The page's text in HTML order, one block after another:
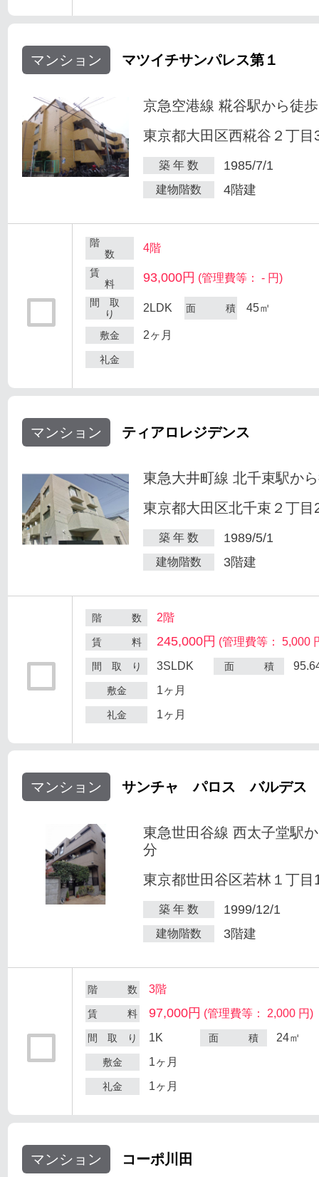
マンション マツイチサンパレス第１
京急空港線 糀谷駅から徒
東京都大田区西糀谷２丁目
築 年 数 1985/7/1
建物階数 4階建
階
数
4階
賃
料
93,000円 (管理費等： - 円)
間 取
り
2LDK 面 積 45㎡
敷金 2ヶ月
礼金
マンション ティアロレジデンス
東急大井町線 北千束駅か
東京都大田区北千束２丁目
築 年 数 1989/5/1
建物階数 3階建
階 数 2階
賃 料 245,000円 (管理費等： 5,000
間 取 り 3SLDK 面 積
敷金 1ヶ月
礼金 1ヶ月
マンション サンチャ パロス バルデス
東急世田谷線 西太子堂駅
分
東京都世田谷区若林１丁目
築 年 数 1999/12/1
建物階数 3階建
階 数 3階
賃 料 97,000円 (管理費等： 2,000 円)
間 取 り 1K 面 積 24㎡
敷金 1ヶ月
礼金 1ヶ月
マンション コーポ川田